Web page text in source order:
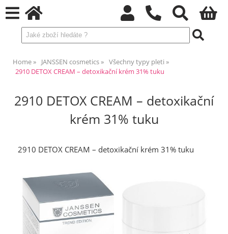
Home JANSSEN cosmetics
Všechny typy pleti
2910 DETOX CREAM – detoxikační krém 31% tuku
2910 DETOX CREAM – detoxikační
krém 31% tuku
2910 DETOX CREAM – detoxikační krém 31% tuku